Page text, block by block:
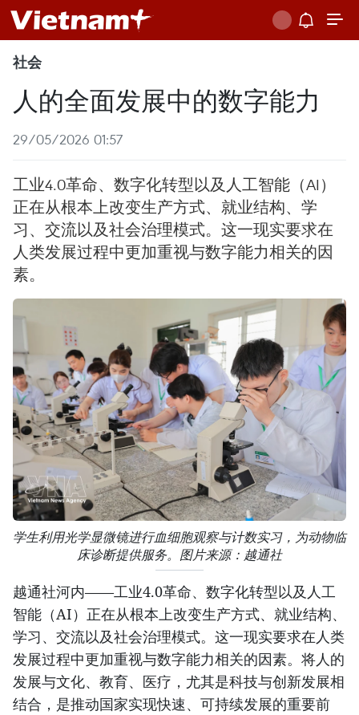
社会
人的全面发展中的数字能力
29/05/2026 01:57
工业4.0革命、数字化转型以及人工智能（AI）
正在从根本上改变生产方式、就业结构、学
习、交流以及社会治理模式。这一现实要求在
人类发展过程中更加重视与数字能力相关的因
素。
学生利用光学显微镜进行血细胞观察与计数实习，为动物临
床诊断提供服务。图片来源：越通社
越通社河内——工业4.0革命、数字化转型以及人工
智能（AI）正在从根本上改变生产方式、就业结构、
学习、交流以及社会治理模式。这一现实要求在人类
发展过程中更加重视与数字能力相关的因素。将人的
发展与文化、教育、医疗，尤其是科技与创新发展相
结合，是推动国家实现快速、可持续发展的重要前